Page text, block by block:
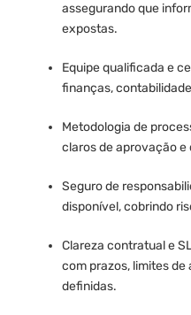
assegurando que
expostas.
Equipe qualificada e
finanças,
Metodologia de
claros de aprovação e
Seguro de
disponível, cobrindo
Clareza contratual e
com prazos, limites
definidas.